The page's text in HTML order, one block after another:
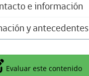
e información
y antecedentes
Icono
Evaluar este contenido